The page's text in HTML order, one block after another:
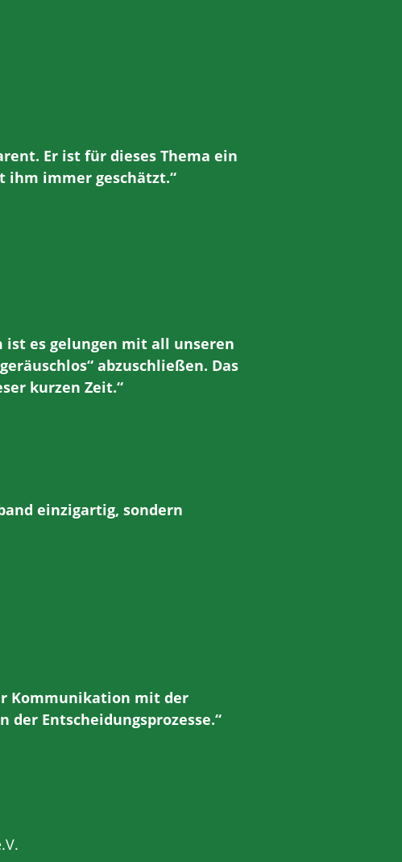
Er ist für dieses Thema ein
immer geschätzt.“
ist es gelungen mit all unseren
abzuschließen. Das
kurzen Zeit.“
einzigartig, sondern
Kommunikation mit der
Entscheidungsprozesse.“